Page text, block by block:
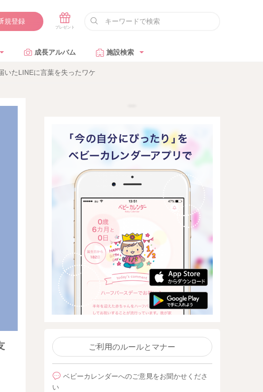
規登録
成長アルバム 施設検索
たLINEに言葉を失ったワケ
ご利用のルールとマナー
ベビーカレンダーへのご意見をお聞かせくださ
い